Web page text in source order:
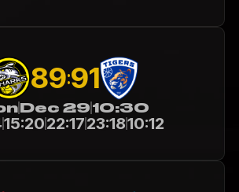
89:91
Dec 2910:30
15:2022:1723:1810:12